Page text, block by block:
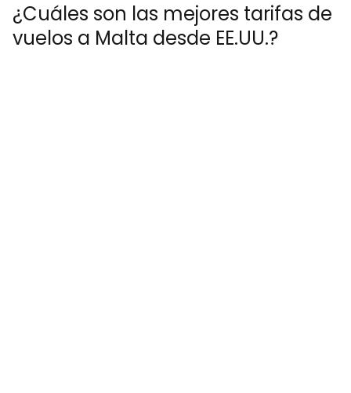
¿Cuáles son las mejores tarifas de
vuelos a Malta desde EE.UU.?